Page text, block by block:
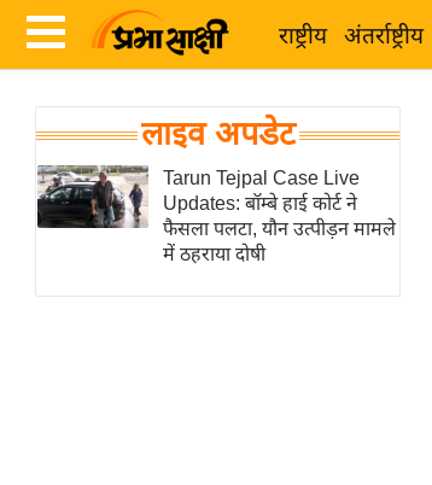
राष्ट्रीय अंतर्राष्ट्रीय
Latest
News
in
Hindi
ता
ख
ब
राष्ट्रीय
लाइव अपडेट
Tarun Tejpal Case Live
Updates: बॉम्बे हाई कोर्ट ने
फैसला पलटा, यौन उत्पीड़न मामले
में ठहराया दोषी